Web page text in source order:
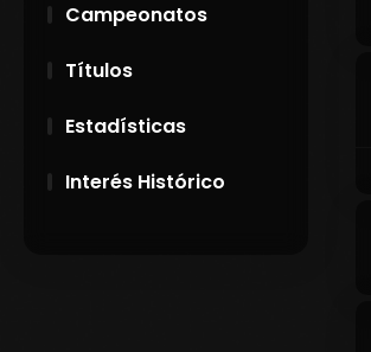
Campeonatos
Títulos
Estadísticas
Interés Histórico